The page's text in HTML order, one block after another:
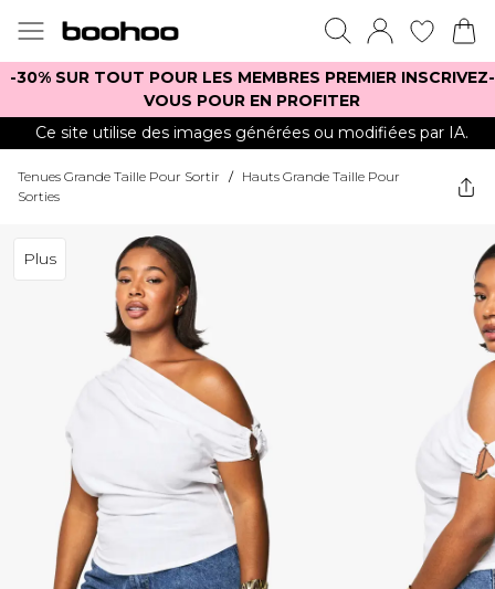
-30% SUR TOUT POUR LES MEMBRES PREMIER INSCRIVEZ-
VOUS POUR EN PROFITER
Ce site utilise des images générées ou modifiées par IA.
Tenues Grande Taille Pour Sortir / Hauts Grande Taille Pour
Sorties
Plus